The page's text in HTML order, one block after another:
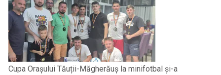
Cupa Orașului Tăuții-Măgherăuș la minifotbal și-a